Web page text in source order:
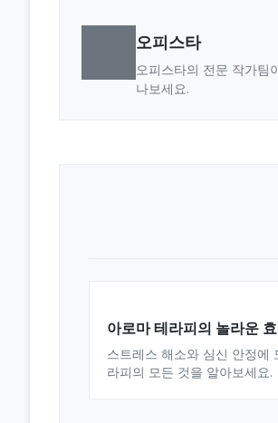
오피스타
오피스타의 전문 작가팀
나보세요.
아로마 테라피의 놀라운
스트레스 해소와 심신 안정에
라피의 모든 것을 알아보세요.